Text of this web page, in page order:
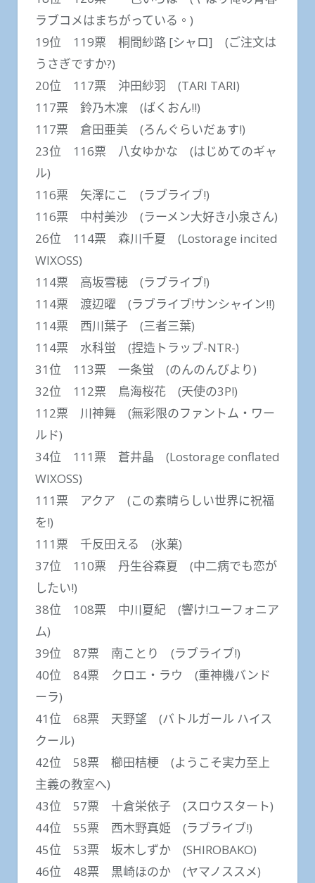
ラブコメはまちがっている。)
19位 119票 桐間紗路 [シャロ] (ご注文は
うさぎですか?)
20位 117票 沖田紗羽 (TARI TARI)
117票 鈴乃木凜 (ばくおん!!)
117票 倉田亜美 (ろんぐらいだぁす!)
23位 116票 八女ゆかな (はじめてのギャ
ル)
116票 矢澤にこ (ラブライブ!)
116票 中村美沙 (ラーメン大好き小泉さん)
26位 114票 森川千夏 (Lostorage incited
WIXOSS)
114票 高坂雪穂 (ラブライブ!)
114票 渡辺曜 (ラブライブ!サンシャイン!!)
114票 西川葉子 (三者三葉)
114票 水科蛍 (捏造トラップ-NTR-)
31位 113票 一条蛍 (のんのんびより)
32位 112票 鳥海桜花 (天使の3P!)
112票 川神舞 (無彩限のファントム・ワー
ルド)
34位 111票 蒼井晶 (Lostorage conflated
WIXOSS)
111票 アクア (この素晴らしい世界に祝福
を!)
111票 千反田える (氷菓)
37位 110票 丹生谷森夏 (中二病でも恋が
したい!)
38位 108票 中川夏紀 (響け!ユーフォニア
ム)
39位 87票 南ことり (ラブライブ!)
40位 84票 クロエ・ラウ (重神機バンド
ーラ)
41位 68票 天野望 (バトルガール ハイス
クール)
42位 58票 櫛田桔梗 (ようこそ実力至上
主義の教室へ)
43位 57票 十倉栄依子 (スロウスタート)
44位 55票 西木野真姫 (ラブライブ!)
45位 53票 坂木しずか (SHIROBAKO)
46位 48票 黒崎ほのか (ヤマノススメ)